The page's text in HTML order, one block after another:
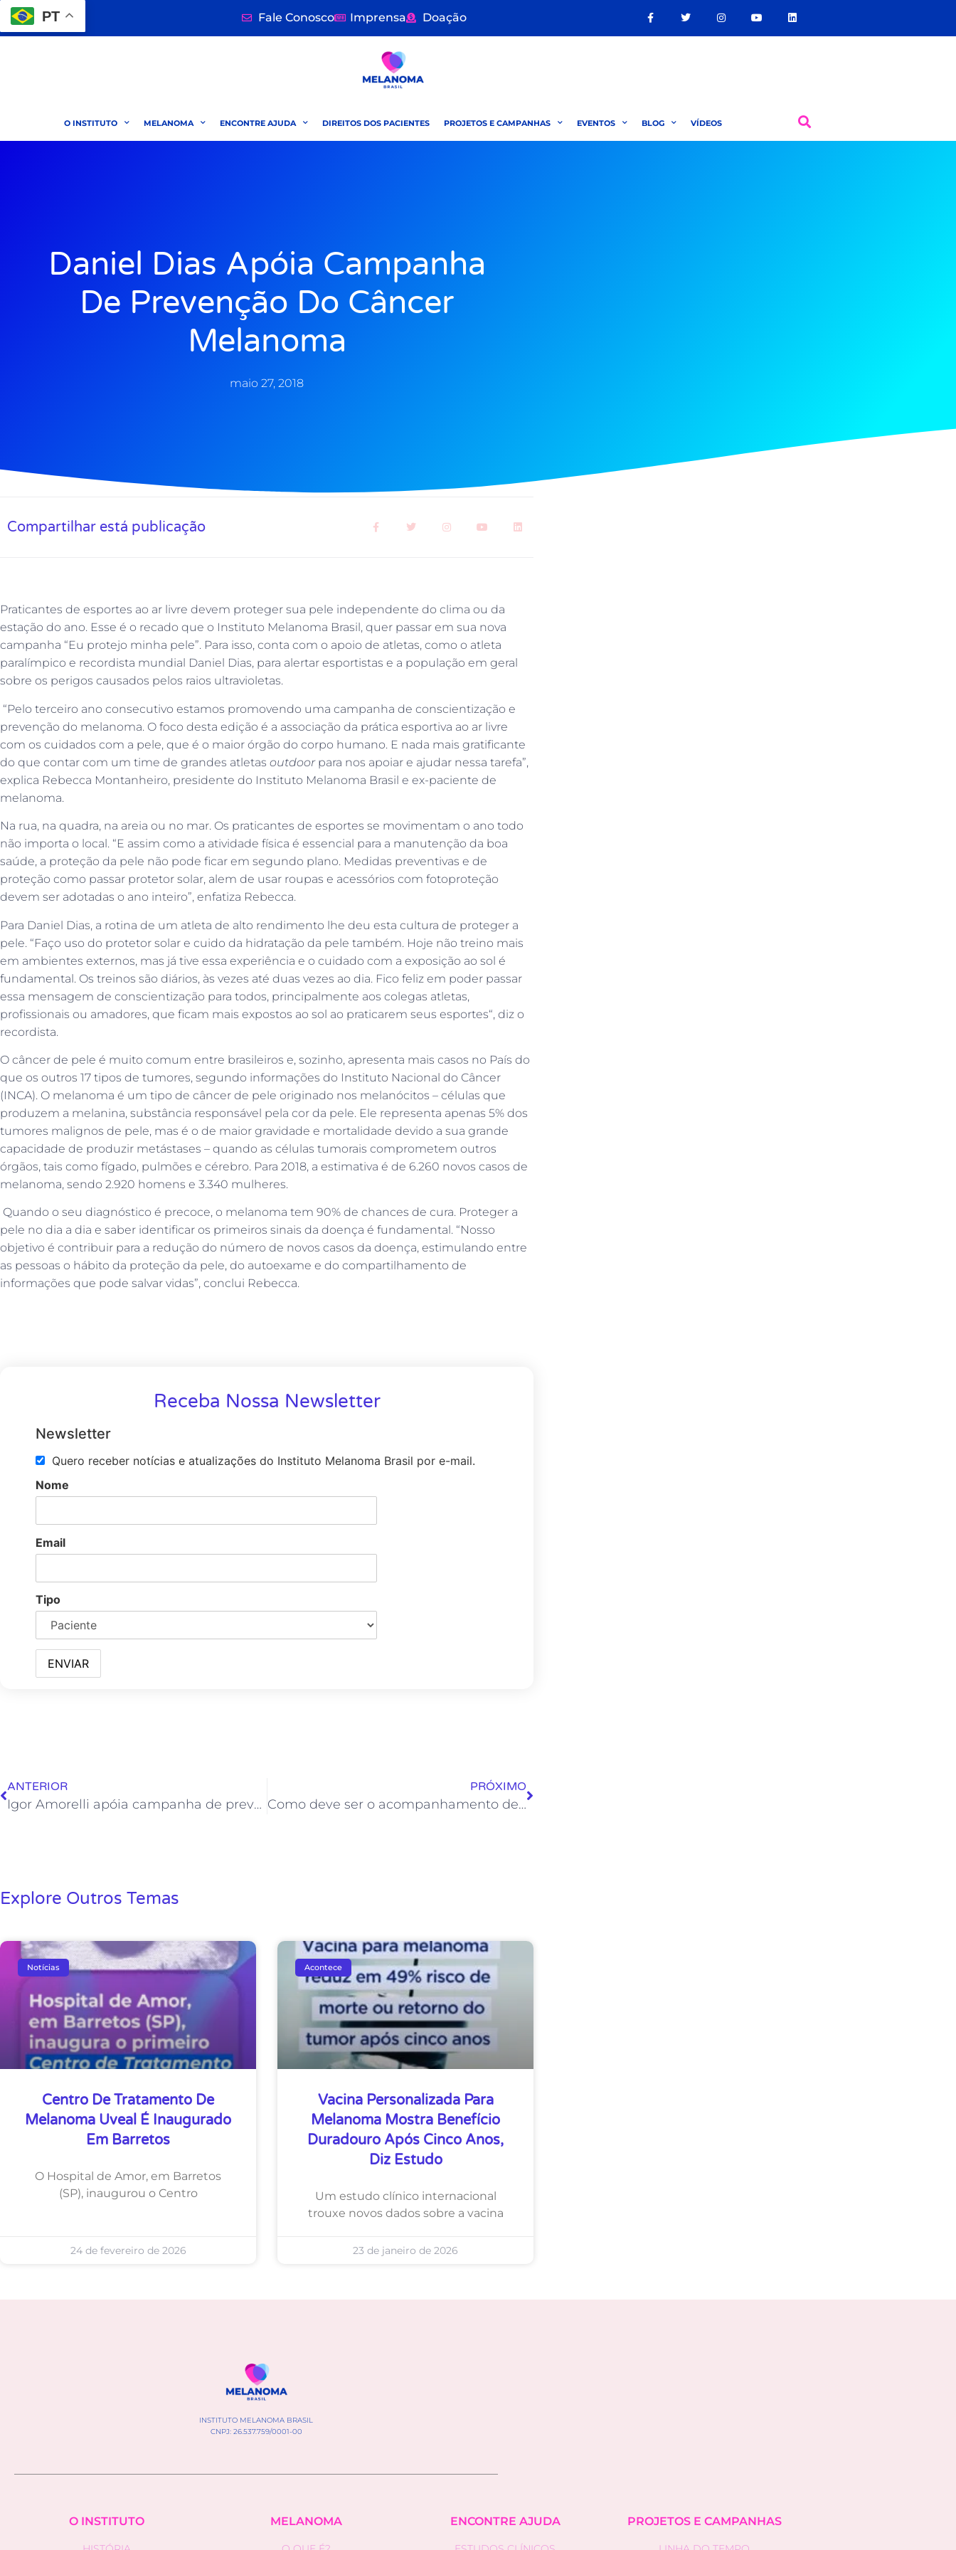
PT Fale Conosco Imprensa Doação
O INSTITUTO MELANOMA ENCONTRE AJUDA DIREITOS DOS PACIENTES PROJETOS E CAMPANHAS EVENTOS BLOG VÍDEOS
Daniel Dias Apóia Campanha
De Prevenção Do Câncer
Melanoma
maio 27, 2018
Compartilhar está publicação
Praticantes de esportes ao ar livre devem proteger sua pele independente do clima ou da
estação do ano. Esse é o recado que o Instituto Melanoma Brasil, quer passar em sua nova
campanha “Eu protejo minha pele”. Para isso, conta com o apoio de atletas, como o atleta
paralímpico e recordista mundial Daniel Dias, para alertar esportistas e a população em geral
sobre os perigos causados pelos raios ultravioletas.
“Pelo terceiro ano consecutivo estamos promovendo uma campanha de conscientização e
prevenção do melanoma. O foco desta edição é a associação da prática esportiva ao ar livre
com os cuidados com a pele, que é o maior órgão do corpo humano. E nada mais gratificante
do que contar com um time de grandes atletas outdoorpara nos apoiar e ajudar nessa tarefa”,
explica Rebecca Montanheiro, presidente do Instituto Melanoma Brasil e ex-paciente de
melanoma.
Na rua, na quadra, na areia ou no mar. Os praticantes de esportes se movimentam o ano todo
não importa o local. “E assim como a atividade física é essencial para a manutenção da boa
saúde, a proteção da pele não pode ficar em segundo plano. Medidas preventivas e de
proteção como passar protetor solar, alem de usar roupas e acessórios com fotoproteção
devem ser adotadas o ano inteiro”, enfatiza Rebecca.
Para Daniel Dias, a rotina de um atleta de alto rendimento lhe deu esta cultura de proteger a
pele. “Faço uso do protetor solar e cuido da hidratação da pele também. Hoje não treino mais
em ambientes externos, mas já tive essa experiência e o cuidado com a exposição ao sol é
fundamental. Os treinos são diários, às vezes até duas vezes ao dia. Fico feliz em poder passar
essa mensagem de conscientização para todos, principalmente aos colegas atletas,
profissionais ou amadores, que ficam mais expostos ao sol ao praticarem seus esportes“, diz o
recordista.
O câncer de pele é muito comum entre brasileiros e, sozinho, apresenta mais casos no País do
que os outros 17 tipos de tumores, segundo informações do Instituto Nacional do Câncer
(INCA). O melanoma é um tipo de câncer de pele originado nos melanócitos – células que
produzem a melanina, substância responsável pela cor da pele. Ele representa apenas 5% dos
tumores malignos de pele, mas é o de maior gravidade e mortalidade devido a sua grande
capacidade de produzir metástases – quando as células tumorais comprometem outros
órgãos, tais como fígado, pulmões e cérebro. Para 2018, a estimativa é de 6.260 novos casos de
melanoma, sendo 2.920 homens e 3.340 mulheres.
Quando o seu diagnóstico é precoce, o melanoma tem 90% de chances de cura. Proteger a
pele no dia a dia e saber identificar os primeiros sinais da doença é fundamental. “Nosso
objetivo é contribuir para a redução do número de novos casos da doença, estimulando entre
as pessoas o hábito da proteção da pele, do autoexame e do compartilhamento de
informações que pode salvar vidas”, conclui Rebecca.
Receba Nossa Newsletter
Newsletter
Quero receber notícias e atualizações do Instituto Melanoma Brasil por e-mail.
Nome
Email
Tipo
ANTERIOR
Igor Amorelli apóia campanha de prevenção do tipo mais agressivo de câncer de pele
PRÓXIMO
Como deve ser o acompanhamento de pacientes de melanoma?
Explore Outros Temas
Notícias
Centro De Tratamento De
Melanoma Uveal É Inaugurado
Em Barretos
O Hospital de Amor, em Barretos
(SP), inaugurou o Centro
24 de fevereiro de 2026
Acontece
Vacina Personalizada Para
Melanoma Mostra Benefício
Duradouro Após Cinco Anos,
Diz Estudo
Um estudo clínico internacional
trouxe novos dados sobre a vacina
23 de janeiro de 2026
INSTITUTO MELANOMA BRASIL
CNPJ: 26.537.759/0001-00
O INSTITUTO MELANOMA ENCONTRE AJUDA PROJETOS E CAMPANHAS